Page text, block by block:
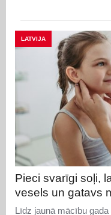
LATVIJA
Pieci svarīgi soļi,
vesels un gatavs
Līdz jaunā mācību